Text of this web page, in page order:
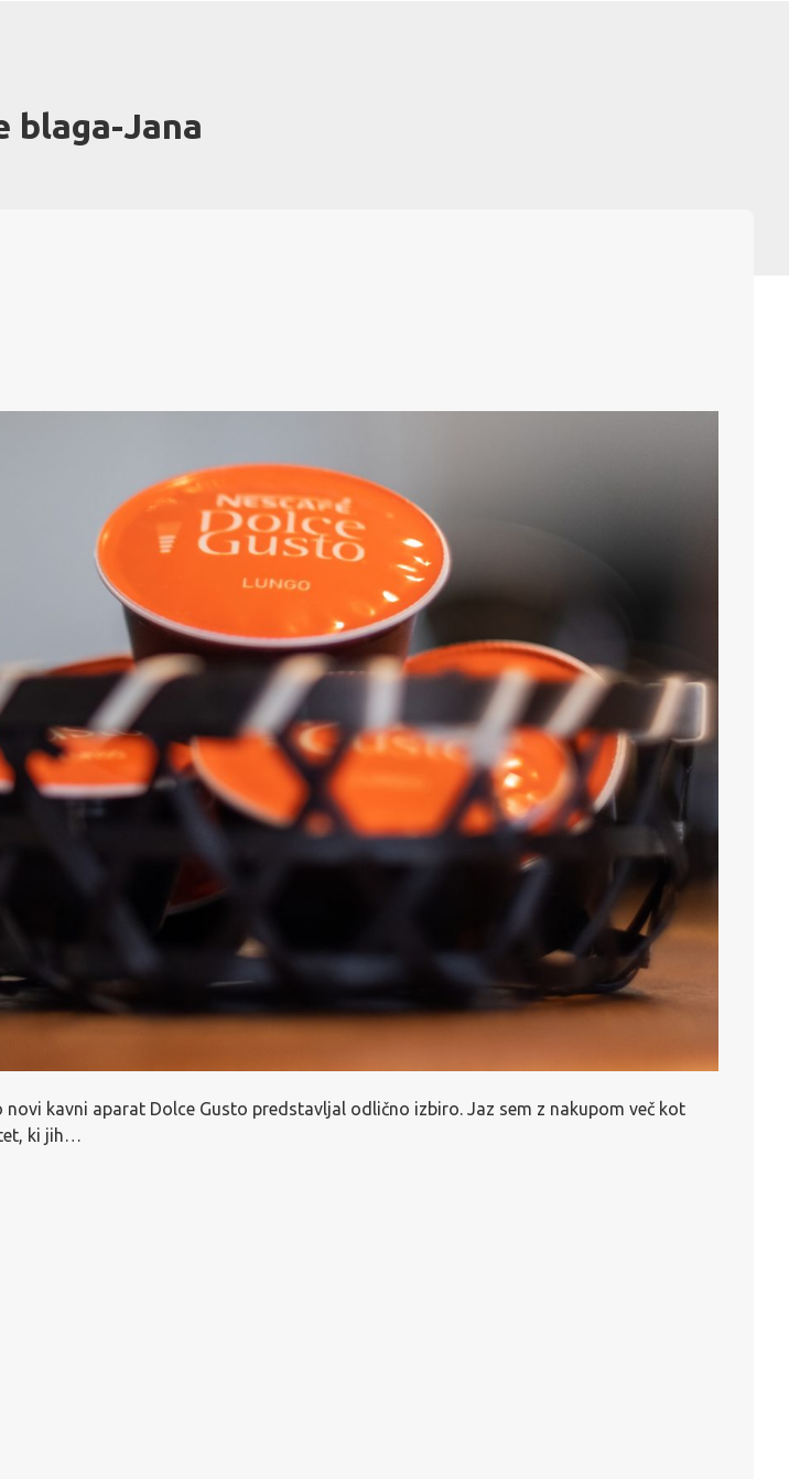
blaga-Jana
kavni aparat Dolce Gusto predstavljal odlično izbiro. Jaz sem z nakupom več kot
ki jih…